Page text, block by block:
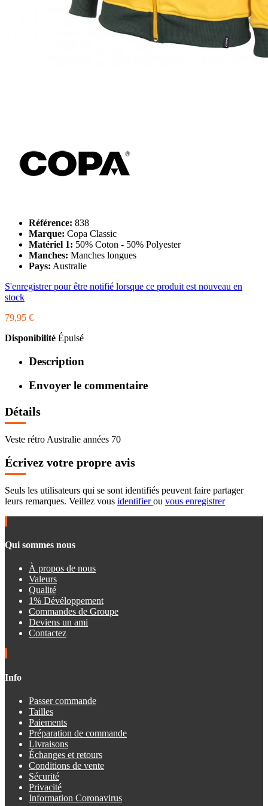
Référence: 838
Marque: Copa Classic
Matériel 1: 50% Coton - 50% Polyester
Manches: Manches longues
Pays: Australie
S'enregistrer pour être notifié lorsque ce produit est nouveau en
stock
79,95 €
Disponibilité Épuisé
Description
Envoyer le commentaire
Détails
Veste rétro Australie années 70
Écrivez votre propre avis
Seuls les utilisateurs qui se sont identifiés peuvent faire partager
leurs remarques. Veillez vous identifierou vous enregistrer
Qui sommes nous
À propos de nous
Valeurs
Qualité
1% Dévéloppement
Commandes de Groupe
Deviens un ami
Contactez
Info
Passer commande
Tailles
Paiements
Préparation de commande
Livraisons
Échanges et retours
Conditions de vente
Sécurité
Privacité
Information Coronavirus